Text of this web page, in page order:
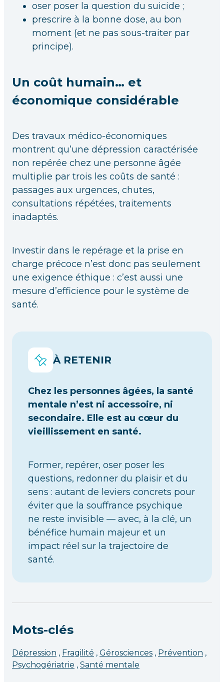
oser poser la question du suicide ;
prescrire à la bonne dose, au bon
moment (et ne pas sous-traiter par
principe).
Un coût humain… et
économique considérable
Des travaux médico-économiques
montrent qu’une dépression caractérisée
non repérée chez une personne âgée
multiplie par trois les coûts de santé :
passages aux urgences, chutes,
consultations répétées, traitements
inadaptés.
Investir dans le repérage et la prise en
charge précoce n’est donc pas seulement
une exigence éthique : c’est aussi une
mesure d’efficience pour le système de
santé.
À RETENIR
Chez les personnes âgées, la santé
mentale n’est ni accessoire, ni
secondaire. Elle est au cœur du
vieillissement en santé.
Former, repérer, oser poser les
questions, redonner du plaisir et du
sens : autant de leviers concrets pour
éviter que la souffrance psychique
ne reste invisible — avec, à la clé, un
bénéfice humain majeur et un
impact réel sur la trajectoire de
santé.
Mots-clés
Dépression Fragilité Gérosciences
Prévention
Psychogériatrie
Santé mentale